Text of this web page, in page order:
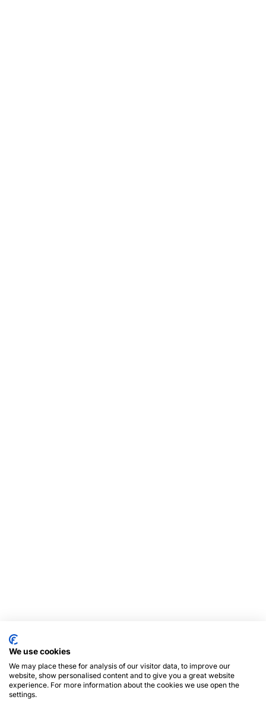
We use cookies
We may place these for analysis of our visitor data, to improve our
website, show personalised content and to give you a great website
experience. For more information about the cookies we use open the
settings.